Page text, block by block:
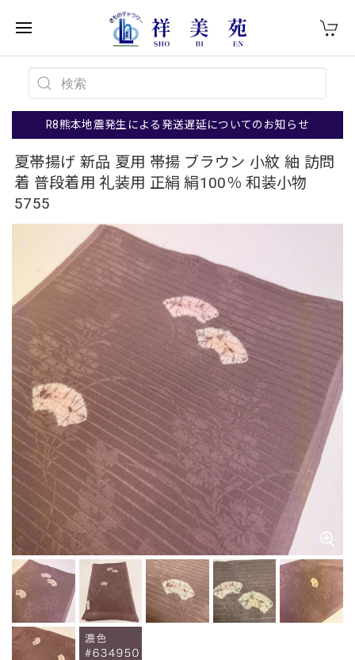
R8熊本地震発生による発送遅延についてのお知らせ
夏帯揚げ 新品 夏用 帯揚 ブラウン 小紋 紬 訪問
着 普段着用 礼装用 正絹 絹100％ 和装小物
5755